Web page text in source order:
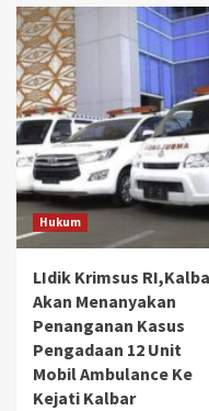
Hukum
LIdik Krimsus
Akan Menanyakan
Penanganan Kasus
Pengadaan 12 Unit
Mobil Ambulance Ke
Kejati Kalbar